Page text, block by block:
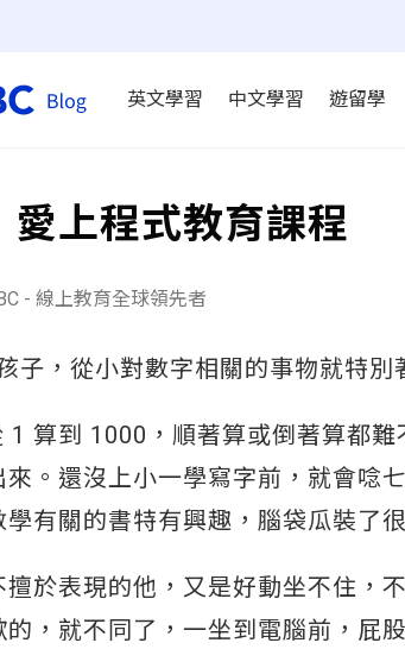
英文學習 中文學習 遊留學
上程式教育課程
- 線上教育全球領先者
子，從小對數字相關的事物就特
1 算到 1000，順著算或倒著算都
。還沒上小一學寫字前，就會唸
有關的書特有興趣，腦袋瓜裝了
於表現的他，又是好動坐不住，
，就不同了，一坐到電腦前，屁